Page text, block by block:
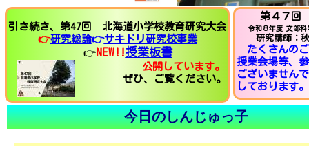
引き続き、第47回 北海道小学校教育研究大会
👉研究総論👉サキドリ研究校事業
👉NEW!!授業板書
公開しています。
ぜひ、ご覧ください。
第４７回
令和８年度 文部科
研究講師：
たくさんのご
授業会場等、
ございません
しております。
今日のしんじゅっ子